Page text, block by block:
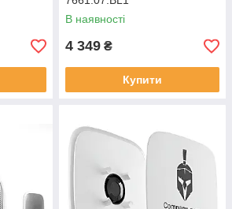
В наявності
4 349 ₴
Купити